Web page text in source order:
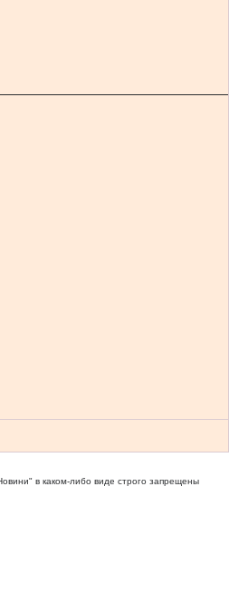
в каком-либо виде строго запрещены